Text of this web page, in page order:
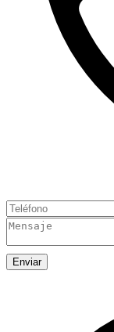
Enviar